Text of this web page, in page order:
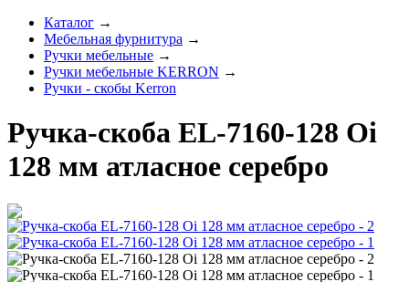
Каталог →
Мебельная фурнитура →
Ручки мебельные →
Ручки мебельные KERRON →
Ручки - скобы Kerron
Ручка-скоба EL-7160-128 Oi
128 мм атласное серебро